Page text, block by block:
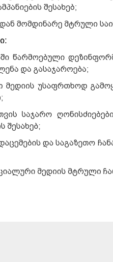
შესახებ;
მომდინარე მტრული
წარმოებული
და გასაჯაროება;
უსაფრთხოდ
საჯარო
შესახებ;
და საგაზეთო
მედიის მტრული